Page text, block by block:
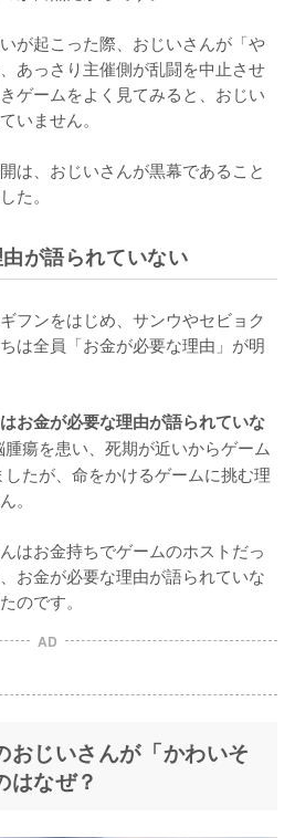
が起こった際、おじいさんが「や
あっさり主催側が乱闘を中止させ
ゲームをよく見てみると、おじい
いません。
は、おじいさんが黒幕であること
た。
が語られていない
フンをはじめ、サンウやセビョク
は全員「お金が必要な理由」が明
お金が必要な理由が語られていな
瘍を患い、死期が近いからゲーム
たが、命をかけるゲームに挑む理
。
はお金持ちでゲームのホストだっ
お金が必要な理由が語られていな
のです。
AD
おじいさんが「かわいそ
はなぜ？